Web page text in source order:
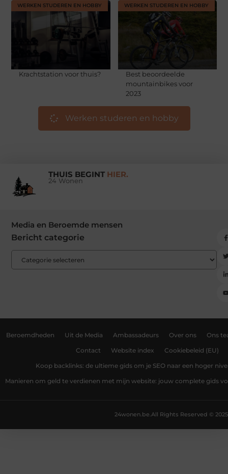
WERKEN STUDEREN EN HOBBY
Krachtstation voor thuis?
WERKEN STUDEREN EN HOBBY
Best beoordeelde
mountainbikes voor
2023
Werken studeren en hobby
THUIS BEGINT HIER.
24 Wonen
Media en Beroemde mensen
Bericht categorie
Beroemdheden Uit de Media Ambassadeurs Over ons Ons
Contact Website index Cookiebeleid (EU)
Koop backlinks: de ultieme gids om je SEO naar een hoger
Manieren om geld te verdienen met mijn website: jouw complete gids
All Rights Reserved © 2025
24wonen.be.